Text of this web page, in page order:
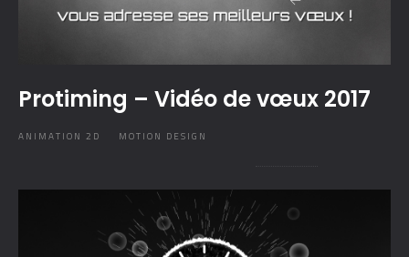
Protiming – Vidéo de vœux 2017
ANIMATION 2D MOTION DESIGN